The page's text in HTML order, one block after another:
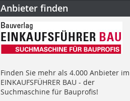
Anbieter finden
Finden Sie mehr als 4.000 Anbieter im
EINKAUFSFÜHRER BAU - der
Suchmaschine für Bauprofis!